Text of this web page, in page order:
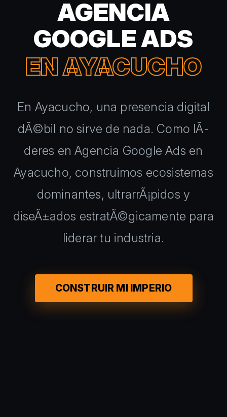
AGENCIA
GOOGLE ADS
EN AYACUCHO
En Ayacucho, una presencia digital
dÃ©bil no sirve de nada. Como lÃ­
deres en Agencia Google Ads en
Ayacucho, construimos ecosistemas
dominantes, ultrarrÃ¡pidos y
diseÃ±ados estratÃ©gicamente para
liderar tu industria.
CONSTRUIR MI IMPERIO